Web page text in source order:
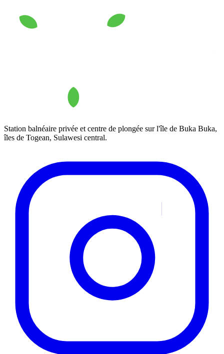
Station balnéaire privée et centre de plongée sur l'île de Buka Buka,
îles de Togean, Sulawesi central.